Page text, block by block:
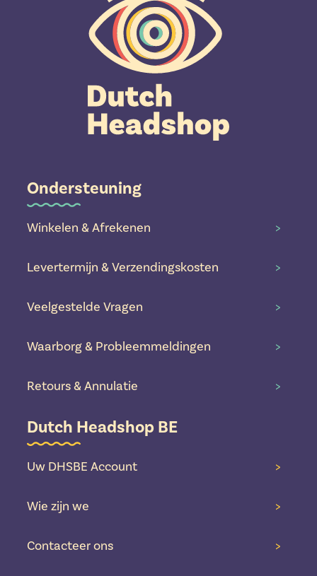
Ondersteuning
Winkelen & Afrekenen >
Levertermijn & Verzendingskosten >
Veelgestelde Vragen >
Waarborg & Probleemmeldingen >
Retours & Annulatie >
Dutch Headshop BE
Uw DHSBE Account >
Wie zijn we >
Contacteer ons >